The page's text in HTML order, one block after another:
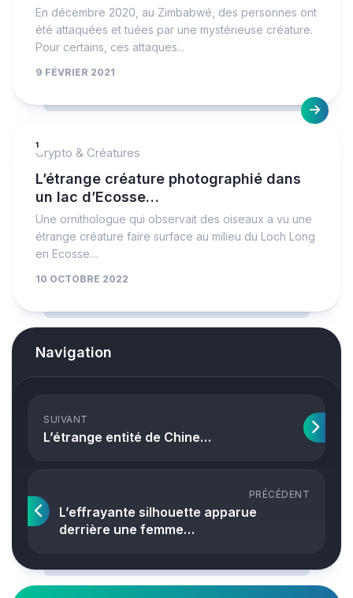
En décembre 2020, au Zimbabwé, des personnes ont
été attaquées et tuées par une mystérieuse créature.
Pour certains, ces attaques...
9 FÉVRIER 2021
1
Crypto & Créatures
L’étrange créature photographié dans
un lac d’Ecosse…
Une ornithologue qui observait des oiseaux a vu une
étrange créature faire surface au milieu du Loch Long
en Ecosse…
10 OCTOBRE 2022
Navigation
SUIVANT
L’étrange entité de Chine…
PRÉCÉDENT
L’effrayante silhouette apparue
derrière une femme…